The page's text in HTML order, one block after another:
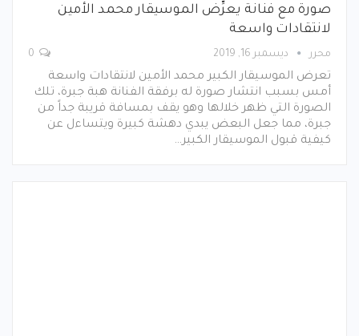
صورة مع فنانة يعرِّض الموسيقار محمد الأمين
لانتقادات واسعة
محرر ديسمبر 16, 2019
تعرض الموسيقار الكبير محمد الأمين لانتقادات واسعة
أمس بسبب انتشار صورة له برفقة الفنانة هبة جبرة، تلك
الصورة التي ظهر خلالها وهو يقف بمسافة قريبة جداً من
جبرة، مما جعل البعض يبدي دهشة كبيرة ويتساءل عن
كيفية قبول الموسيقار الكبير…